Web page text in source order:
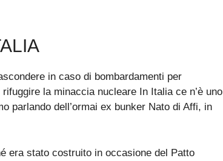
in caso di bombardamenti per
la minaccia nucleare In Italia ce n’è uno
parlando dell’ormai ex bunker Nato di Affi, in
era stato costruito in occasione del Patto